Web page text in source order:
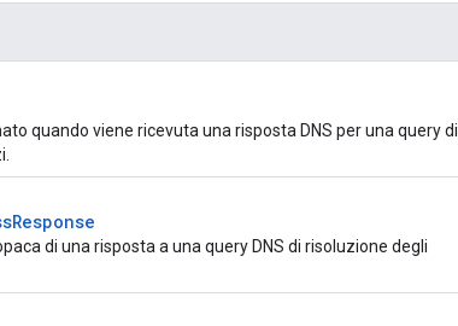
quando viene ricevuta una risposta DNS per una query di
di una risposta a una query DNS di risoluzione degli